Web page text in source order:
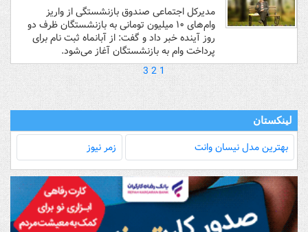
مدیرکل اجتماعی صندوق بازنشستگی از واریز
وام‌های ۱۰ میلیون تومانی به بازنشستگان ظرف دو
روز آینده خبر داد و گفت: از آبانماه ثبت نام برای
پرداخت وام به بازنشستگان آغاز می‌شود.
1
2
3
لینکستان
بهترین مدل‌ نیسان وانت زمر نیوز